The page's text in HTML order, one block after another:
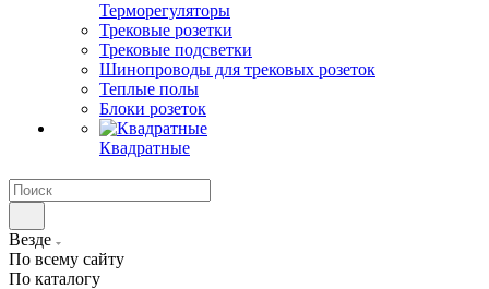
Терморегуляторы
Трековые розетки
Трековые подсветки
Шинопроводы для трековых розеток
Теплые полы
Блоки розеток
Квадратные
Везде
По всему сайту
По каталогу